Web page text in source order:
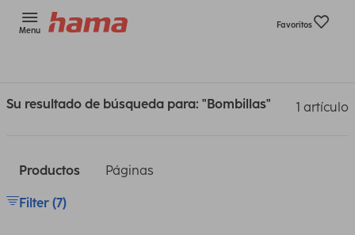
Menu
Favoritos
Su resultado de búsqueda para: "Bombillas" 1 artículo
Productos Páginas
Filter (7)